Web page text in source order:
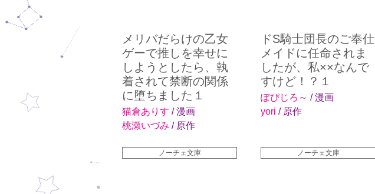
メリバだらけの乙女
ゲーで推しを幸せに
しようとしたら、執
着されて禁断の関係
に堕ちました１
猫倉ありす / 漫画
桃瀬いづみ / 原作
ドS騎士団長のご奉仕
メイドに任命されま
したが、私××なんで
すけど！？１
ぽぴじろ～ / 漫画
yori / 原作
ノーチェ文庫 ノーチェ文庫